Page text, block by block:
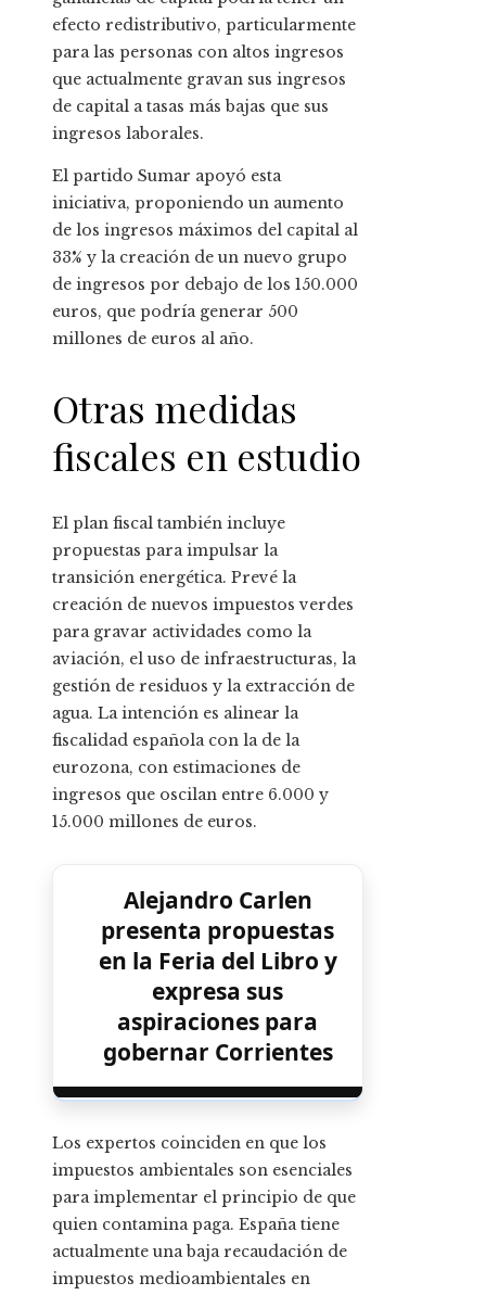
efecto redistributivo, particularmente
para las personas con altos ingresos
que actualmente gravan sus ingresos
de capital a tasas más bajas que sus
ingresos laborales.
El partido Sumar apoyó esta
iniciativa, proponiendo un aumento
de los ingresos máximos del capital al
33% y la creación de un nuevo grupo
de ingresos por debajo de los 150.000
euros, que podría generar 500
millones de euros al año.
Otras medidas
fiscales en estudio
El plan fiscal también incluye
propuestas para impulsar la
transición energética. Prevé la
creación de nuevos impuestos verdes
para gravar actividades como la
aviación, el uso de infraestructuras, la
gestión de residuos y la extracción de
agua. La intención es alinear la
fiscalidad española con la de la
eurozona, con estimaciones de
ingresos que oscilan entre 6.000 y
15.000 millones de euros.
Alejandro Carlen
presenta propuestas
en la Feria del Libro y
expresa sus
aspiraciones para
gobernar Corrientes
Los expertos coinciden en que los
impuestos ambientales son esenciales
para implementar el principio de que
quien contamina paga. España tiene
actualmente una baja recaudación de
impuestos medioambientales en